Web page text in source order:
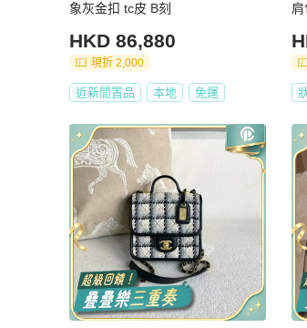
象灰金扣 tc皮 B刻
HKD 86,880
現折 2,000
近新閒置品 本地 免運